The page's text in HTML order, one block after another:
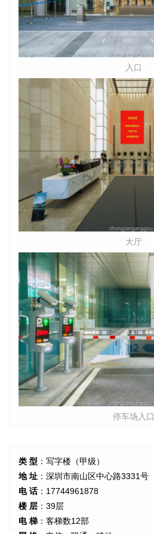
入口
大厅
停车场入口
类 型 ：写字楼（甲级）
地 址 ：深圳市南山区中心路3331号
电 话：17744961878
楼 层 ：39层
电 梯 ：客梯数12部